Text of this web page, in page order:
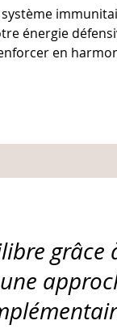
énergie
en
grâce